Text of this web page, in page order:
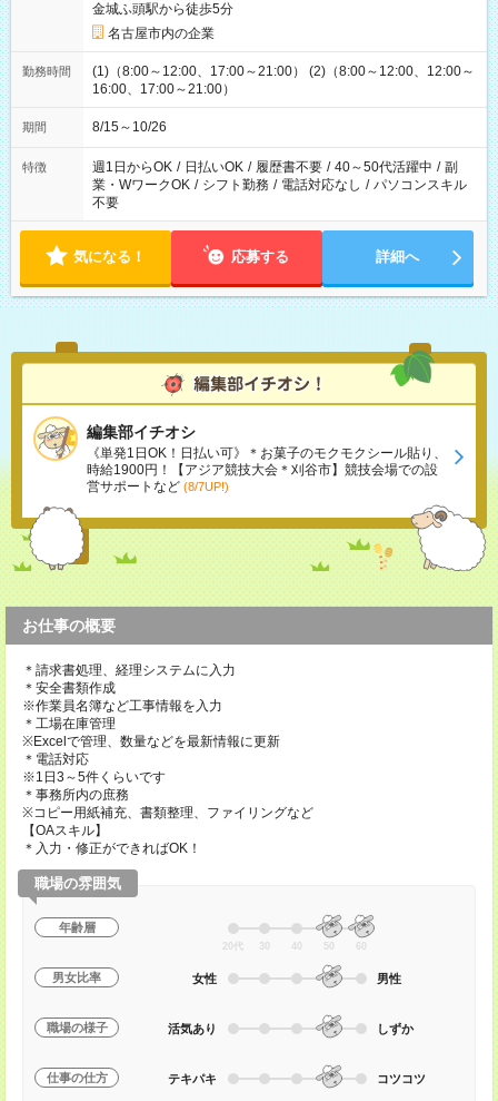
金城ふ頭駅から徒歩5分
名古屋市内の企業
勤務時間
(1)（8:00～12:00、17:00～21:00） (2)（8:00～12:00、12:00～
16:00、17:00～21:00）
期間 8/15～10/26
特徴 週1日からOK / 日払いOK / 履歴書不要 / 40～50代活躍中 / 副
業・WワークOK / シフト勤務 / 電話対応なし / パソコンスキル
不要
気になる！ 応募する 詳細へ
編集部イチオシ
《単発1日OK！日払い可》＊お菓子のモクモクシール貼り、
時給1900円！【アジア競技大会＊刈谷市】競技会場での設
営サポートなど (8/7UP!)
お仕事の概要
＊請求書処理、経理システムに入力
＊安全書類作成
※作業員名簿など工事情報を入力
＊工場在庫管理
※Excelで管理、数量などを最新情報に更新
＊電話対応
※1日3～5件くらいです
＊事務所内の庶務
※コピー用紙補充、書類整理、ファイリングなど
【OAスキル】
＊入力・修正ができればOK！
職場の雰囲気
年齢層
20代 30 40 50 60
男女比率 女性 男性
職場の様子 活気あり しずか
仕事の仕方 テキパキ コツコツ